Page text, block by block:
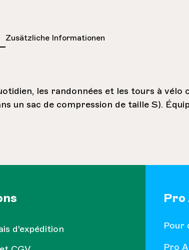
Zusätzliche Informationen
les randonnées et les tours à vélo
un sac de compression de taille S).
d'expédition
Pro
Pour
Pro